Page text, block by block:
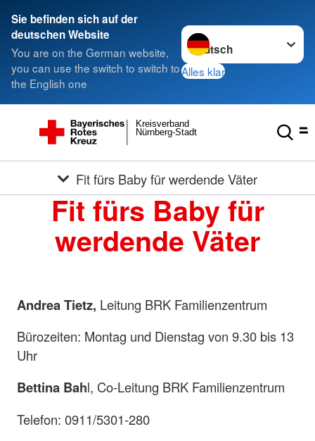
Sie befinden sich auf der
deutschen Website
You are on the German website,
you can use the switch to switch to
the English one
Sprache wechseln zu
Alles klar
Nürnberg-Stadt
Kreisverband
Fit fürs Baby für werdende Väter
Fit fürs Baby für
werdende Väter
Andrea Tietz, Leitung BRK Familienzentrum
Bürozeiten: Montag und Dienstag von 9.30 bis 13
Uhr
Bettina Bahl, Co-Leitung BRK Familienzentrum
Telefon: 0911/5301-280